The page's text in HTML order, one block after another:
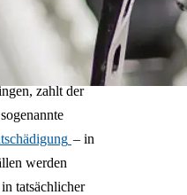
Wenn die
Ihr Kind mit
eigenen PKW
zahlt der
– in
werden
tatsächlicher